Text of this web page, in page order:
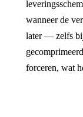
wanneer de
later — zelfs
forceren, wat